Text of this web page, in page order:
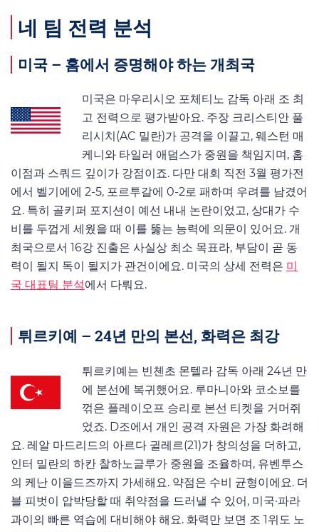
네 팀 전력 분석
미국 – 홈에서 증명해야 하는 개최국
미국은 마우리시오 포체티노 감독 아래 조 최
고 전력으로 평가받아요. 주장 크리스티안 풀
리시치(AC 밀란)가 공격을 이끌고, 웨스턴 매
케니와 타일러 애덤스가 중원을 책임지며, 홈
이점과 스쿼드 깊이가 강점이죠. 다만 대회 직전 3월 평가전
에서 벨기에에 2-5, 포르투갈에 0-2로 패하며 우려를 남겼어
요. 특히 골키퍼 포지션이 예선 내내 논란이었고, 상대가 수
비를 두껍게 세웠을 때 이를 뚫는 능력에 의문이 있어요. 개
최국으로서 16강 진출은 사실상 최소 목표라, 부담이 곧 동
력이 될지 독이 될지가 관건이에요. 미국의 상세 전력은 미
국 대표팀 분석에서 다뤄요.
튀르키예 – 24년 만의 본선, 화력은 최강
튀르키예는 빈첸초 몬텔라 감독 아래 24년 만
에 본선에 복귀했어요. 루마니아와 코소보를
꺾은 플레이오프 승리로 본선 티켓을 거머쥐
었죠. D조에서 개인 공격 자원은 가장 화려해
요. 레알 마드리드의 아르다 귈레르(21)가 창의성을 더하고,
인터 밀란의 하칸 찰하노글루가 중원을 조율하며, 유벤투스
의 케난 이을드즈까지 가세해요. 약점은 수비 균형이에요. 더
블 피벗이 압박당할 때 취약점을 드러낼 수 있어, 미국·파라
과이의 빠른 역습에 대비해야 해요. 화력만 보면 조 1위도 노